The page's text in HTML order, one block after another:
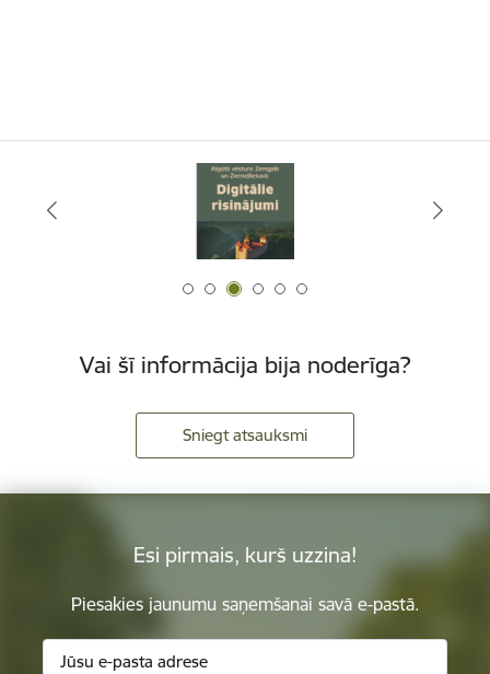
Vai šī informācija bija noderīga?
Sniegt atsauksmi
Esi pirmais, kurš uzzina!
Piesakies jaunumu saņemšanai savā e-pastā.